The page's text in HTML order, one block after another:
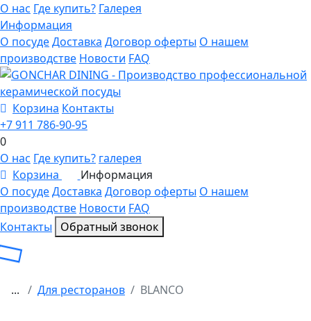
О нас Где купить? Галерея
Информация
О посудеДоставка Договор оферты О нашем
производстве Новости FAQ
Корзина Контакты
+7 911 786-90-95
0
О нас Где купить? галерея
Корзина
Информация
О посудеДоставка Договор оферты О нашем
производстве Новости FAQ
Контакты
Обратный звонок
... Для ресторанов BLANCO